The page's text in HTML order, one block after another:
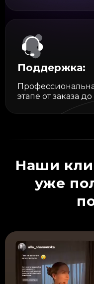
Поддержка:
этапе от заказа
Наши
уже